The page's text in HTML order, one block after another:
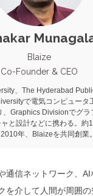
Blaize
Co-Founder & CEO
、The Hyderabad
で電気コンピュータ
Graphics Divisionでグラ
と設計などに携わる。約
年、Blaizeを共同創業。
通信ネットワーク、AI
を介して人間が周囲